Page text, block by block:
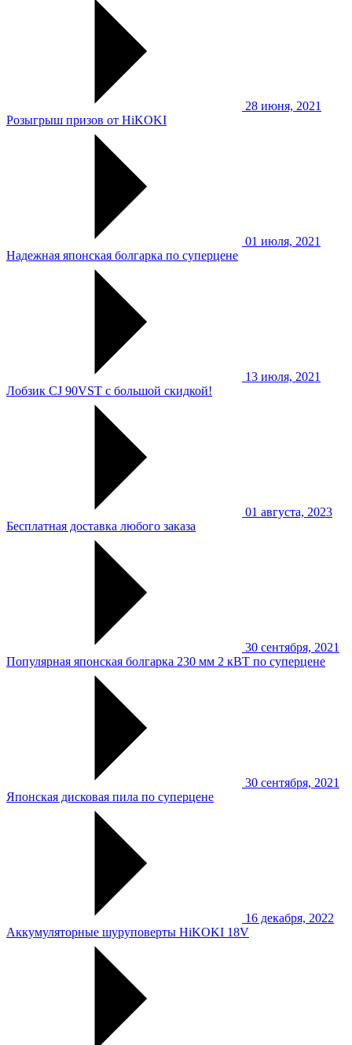
28 июня, 2021
Розыгрыш призов от HiKOKI
01 июля, 2021
Надежная японская болгарка по суперцене
13 июля, 2021
Лобзик CJ 90VST с большой скидкой!
01 августа, 2023
Бесплатная доставка любого заказа
30 сентября, 2021
Популярная японская болгарка 230 мм 2 кВТ по суперцене
30 сентября, 2021
Японская дисковая пила по суперцене
16 декабря, 2022
Аккумуляторные шуруповерты HiKOKI 18V